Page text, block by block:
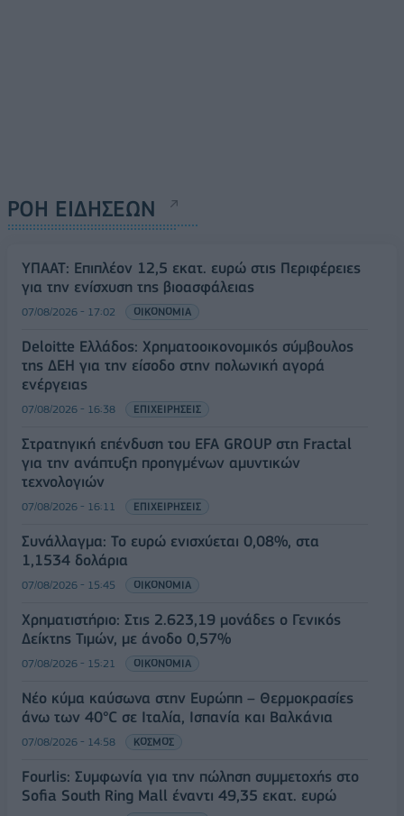
ΡΟΗ ΕΙΔΗΣΕΩΝ
ΥΠΑΑΤ: Επιπλέον 12,5 εκατ. ευρώ στις Περιφέρειες
για την ενίσχυση της βιοασφάλειας
07/08/2026 - 17:02 ΟΙΚΟΝΟΜΙΑ
Deloitte Ελλάδος: Χρηματοοικονομικός σύμβουλος
της ΔΕΗ για την είσοδο στην πολωνική αγορά
ενέργειας
07/08/2026 - 16:38 ΕΠΙΧΕΙΡΗΣΕΙΣ
Στρατηγική επένδυση του EFA GROUP στη Fractal
για την ανάπτυξη προηγμένων αμυντικών
τεχνολογιών
07/08/2026 - 16:11 ΕΠΙΧΕΙΡΗΣΕΙΣ
Συνάλλαγμα: Το ευρώ ενισχύεται 0,08%, στα
1,1534 δολάρια
07/08/2026 - 15:45 ΟΙΚΟΝΟΜΙΑ
Χρηματιστήριο: Στις 2.623,19 μονάδες ο Γενικός
Δείκτης Τιμών, με άνοδο 0,57%
07/08/2026 - 15:21 ΟΙΚΟΝΟΜΙΑ
Νέο κύμα καύσωνα στην Ευρώπη – Θερμοκρασίες
άνω των 40°C σε Ιταλία, Ισπανία και Βαλκάνια
07/08/2026 - 14:58 ΚΟΣΜΟΣ
Fourlis: Συμφωνία για την πώληση συμμετοχής στο
Sofia South Ring Mall έναντι 49,35 εκατ. ευρώ